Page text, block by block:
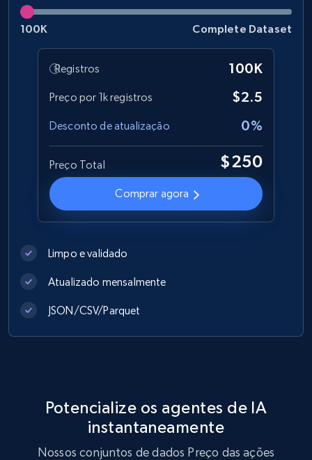
Social media
Facebook - Pages Posts by Profile URL
URL, Post id, User url, User username raw,
Content, Date posted, Hashtags, Num
comments, and more.
Social media
6.6K+ 629+
Business
100K Complete Dataset
Registros 100K
Preço por 1k registros $2.5
Desconto de atualização 0%
Preço Total $250
Comprar agora
Limpo e validado
Atualizado mensalmente
JSON/CSV/Parquet
Potencialize os agentes de IA
instantaneamente
Nossos conjuntos de dados Preço das ações